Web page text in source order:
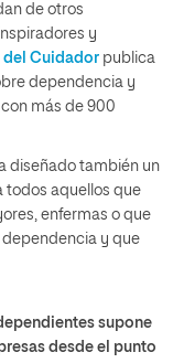
de otros
y
del Cuidador publica
dependencia y
más de 900
diseñado también un
todos aquellos que
enfermas o que
y que
supone
desde el punto